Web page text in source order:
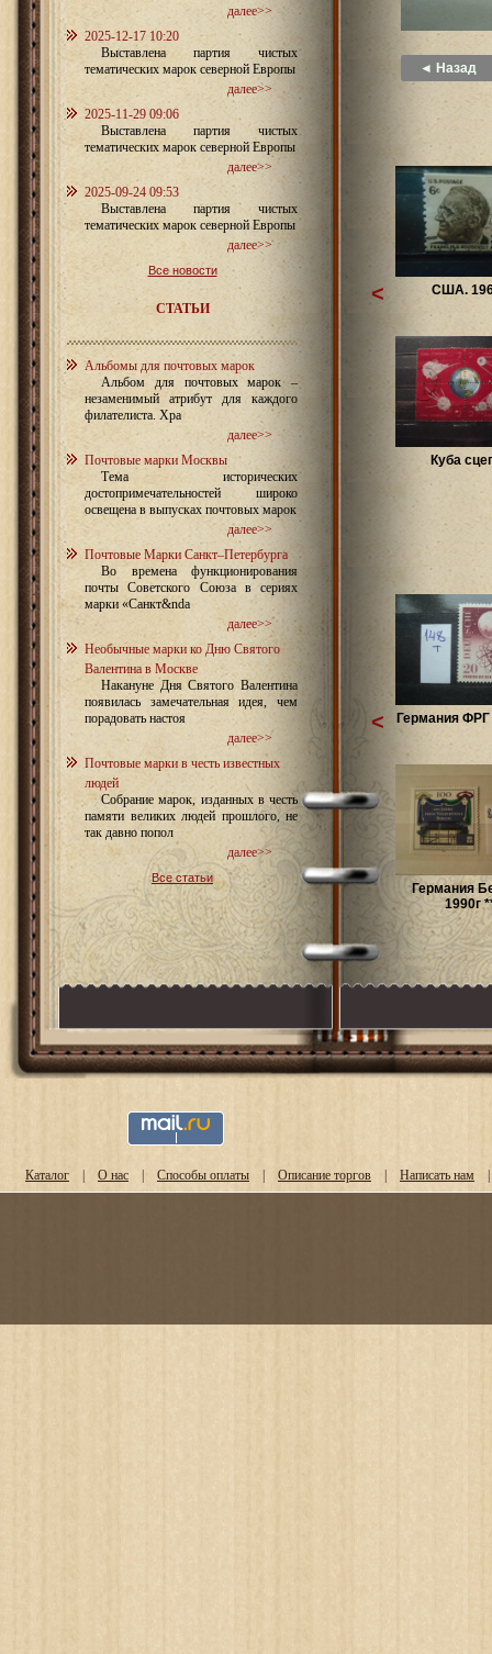
далее>>
2025-12-17 10:20
Выставлена партия чистых
тематических марок северной Европы
далее>>
2025-11-29 09:06
Выставлена партия чистых
тематических марок северной Европы
далее>>
2025-09-24 09:53
Выставлена партия чистых
тематических марок северной Европы
далее>>
Все новости
СТАТЬИ
Альбомы для почтовых марок
Альбом для почтовых марок –
незаменимый атрибут для каждого
филателиста. Хра
далее>>
Почтовые марки Москвы
Тема исторических
достопримечательностей широко
освещена в выпусках почтовых марок
далее>>
Почтовые Марки Санкт–Петербурга
Во времена функционирования
почты Советского Союза в сериях
марки «Санкт&nda
далее>>
Необычные марки ко Дню Святого
Валентина в Москве
Накануне Дня Святого Валентина
появилась замечательная идея, чем
порадовать настоя
далее>>
Почтовые марки в честь известных
людей
Собрание марок, изданных в честь
памяти великих людей прошлого, не
так давно попол
далее>>
Все статьи
◄ Назад
США.
Куба
<
Германия ФРГ
Германия
1990г
<
Каталог | О нас | Способы оплаты | Описание торгов | Написать нам |